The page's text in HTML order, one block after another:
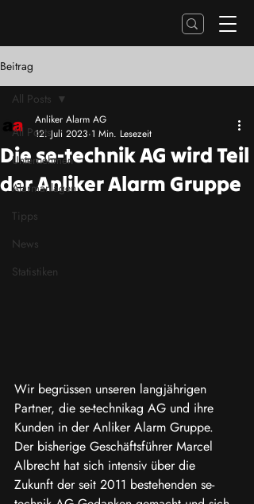
Beitrag
All Posts
Unternehmen
Alarmanlagen
Tipps
News
Statistiken
All Posts
Die se-technik AG wird Teil
der Anliker Alarm Gruppe
Anliker Alarm AG
12. Juli 2023 1 Min. Lesezeit
Wir begrüssen unseren langjährigen
Partner, die se-technikag AG und ihre
Kunden in der Anliker Alarm Gruppe.
Der bisherige Geschäftsführer Marcel
Albrecht hat sich intensiv über die
Zukunft der seit 2011 bestehenden se-